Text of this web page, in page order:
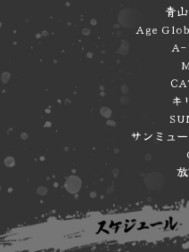
青
Age
キ
サンミュ